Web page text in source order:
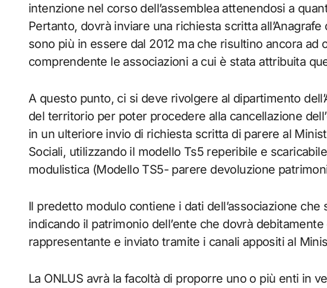
intenzione nel corso dell’assemblea attenendosi a
Pertanto, dovrà inviare una richiesta scritta
sono più in essere dal 2012 ma che risultino ancora ad
comprendente le associazioni a cui è stata attribuita
A questo punto, ci si deve rivolgere al dipartimento
del territorio per poter procedere alla cancellazione
in un ulteriore invio di richiesta scritta di parere al
Sociali, utilizzando il modello Ts5 reperibile e
modulistica (Modello TS5- parere devoluzione
Il predetto modulo contiene i dati dell’associazione
indicando il patrimonio dell’ente che dovrà
rappresentante e inviato tramite i canali appositi al
La ONLUS avrà la facoltà di proporre uno o più enti in